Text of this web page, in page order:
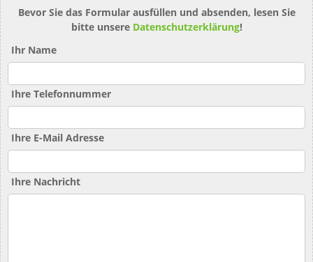
Bevor Sie das Formular ausfüllen und absenden, lesen Sie
bitte unsere Datenschutzerklärung!
Ihr Name
Ihre Telefonnummer
Ihre E-Mail Adresse
Ihre Nachricht